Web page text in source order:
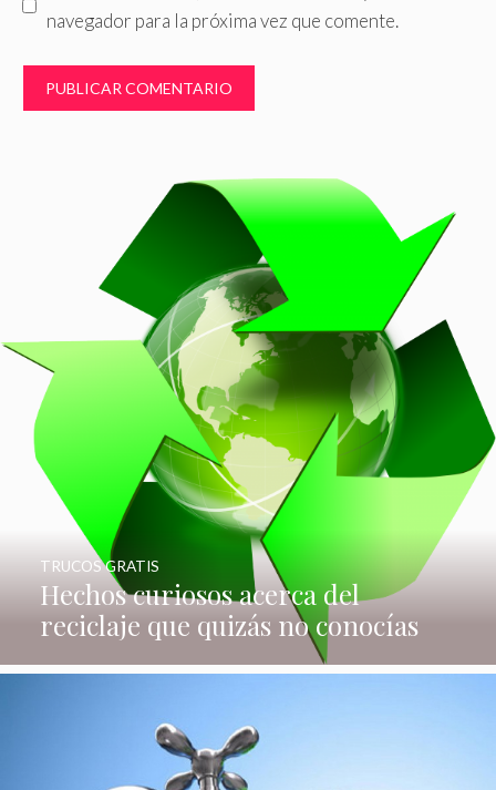
navegador para la próxima vez que comente.
Hechos curiosos acerca del
reciclaje que quizás no conocías
TRUCOS GRATIS